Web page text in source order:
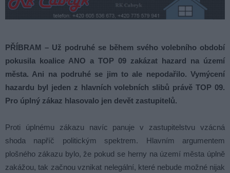
PŘÍBRAM – Už podruhé se během svého volebního období
pokusila koalice ANO a TOP 09 zakázat hazard na území
města. Ani na podruhé se jim to ale nepodařilo. Vymýcení
hazardu byl jeden z hlavních volebních slibů právě TOP 09.
Pro úplný zákaz hlasovalo jen devět zastupitelů.
Proti úplnému zákazu navíc panuje v zastupitelstvu vzácná
shoda napříč politickým spektrem. Hlavním argumentem
plošného zákazu bylo, že pokud se herny na území města úplně
zakážou, tak začnou vznikat nelegální, které nebude možné nijak